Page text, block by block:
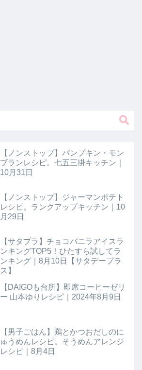
【ノンストップ】パンプキン・モン
ブランレシピ。七五三掛キッチン｜
10月31日
【ノンストップ】ジャーマンポテト
レシピ。ランクアップキッチン｜10
月29日
【サタプラ】チョコバニラアイスラ
ンキングTOP5！ひたすら試してラ
ンキング｜8月10日【サタデープラ
ス】
【DAIGOも台所】即席コーヒーゼリ
ー 山本ゆりレシピ｜2024年8月9日
【男子ごはん】鶏とかつおだしのに
ゅうめんレシピ。そうめんアレンジ
レシピ｜8月4日